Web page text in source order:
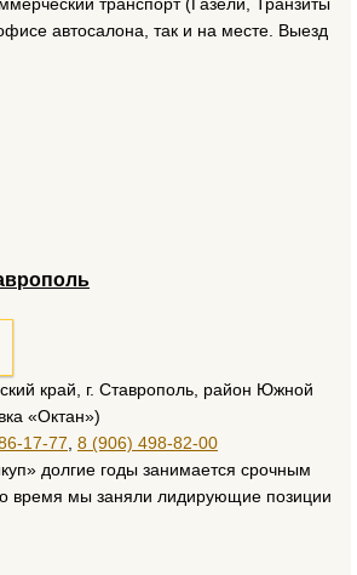
автосалона, так и на месте. Выезд
край, г. Ставрополь, район Южной
«Октан»)
17-77 8 (906) 498-82-00
долгие годы занимается срочным
время мы заняли лидирующие позиции